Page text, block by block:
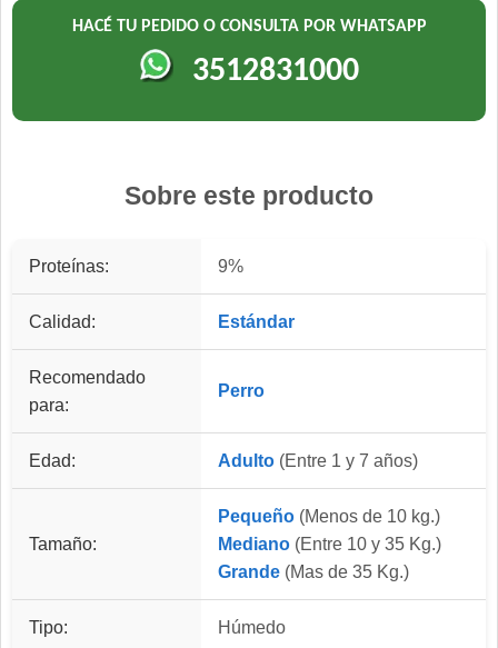
HACÉ TU PEDIDO O CONSULTA POR WHATSAPP
3512831000
Sobre este producto
Proteínas: 9%
Calidad: Estándar
Recomendado
para:
Perro
Edad: Adulto (Entre 1 y 7 años)
Tamaño:
Pequeño (Menos de 10 kg.)
Mediano (Entre 10 y 35 Kg.)
Grande (Mas de 35 Kg.)
Tipo: Húmedo